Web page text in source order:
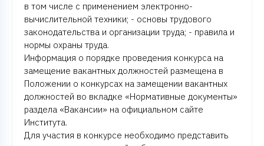
в том числе с применением электронно-
вычислительной техники; - основы трудового
законодательства и организации труда; - правила и
нормы охраны труда.
Информация о порядке проведения конкурса на
замещение вакантных должностей размещена в
Положении о конкурсах на замещении вакантных
должностей во вкладке «Нормативные документы»
раздела «Вакансии» на официальном сайте
Института.
Для участия в конкурсе необходимо представить